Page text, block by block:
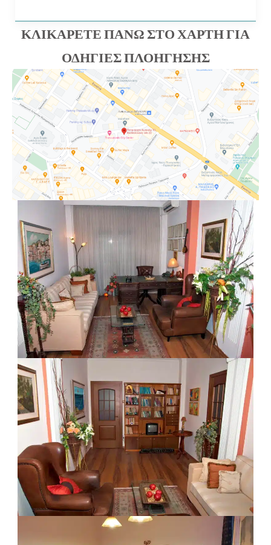
ΚΛΙΚΑΡΕΤΕ ΠΑΝΩ ΣΤΟ ΧΑΡΤΗ ΓΙΑ
ΟΔΗΓΙΕΣ ΠΛΟΗΓΗΣΗΣ